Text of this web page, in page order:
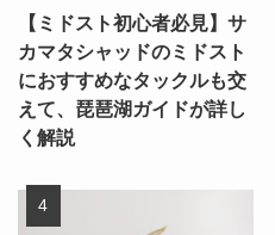
【ミドスト初心者必見】サ
カマタシャッドのミドスト
におすすめなタックルも交
えて、琵琶湖ガイドが詳し
く解説